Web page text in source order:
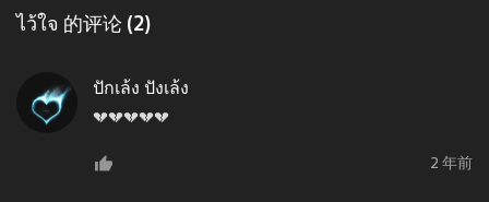
ไว้ใจ 的评论 (2)
ปักเล้ง ปังเล้ง
💔💔💔💔💔
2 年前